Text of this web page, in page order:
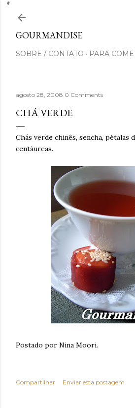
GOURMANDISE
SOBRE / CONTATO PARA
agosto 28, 2008 0 Comments
CHÁ VERDE
Chás verde chinês, sencha, pétalas
centáureas.
Postado por Nina Moori.
Compartilhar Enviar esta postagem